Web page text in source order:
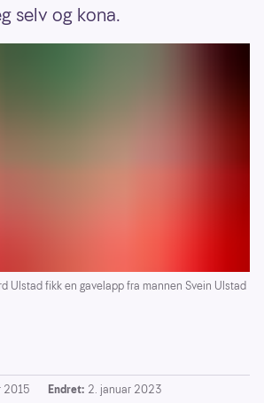
selv og kona.
Ulstad fikk en gavelapp fra mannen Svein Ulstad
2015 Endret: 2. januar 2023